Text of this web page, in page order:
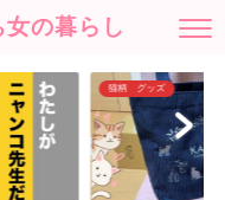
の暮らし
猫柄 グッズ